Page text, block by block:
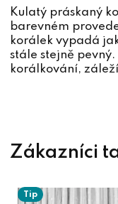
Kulatý práskaný
barevném
korálek vypadá
stále stejně
korálkování,
Tip